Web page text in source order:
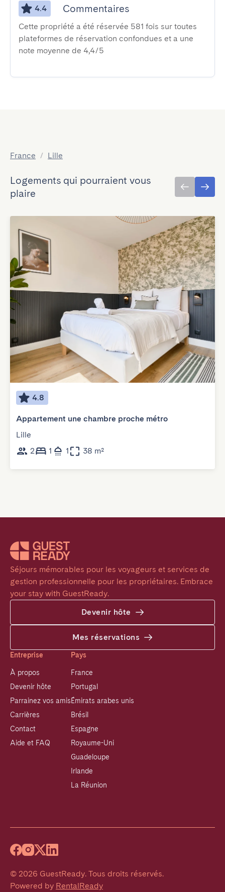
4.4 Commentaires
Cette propriété a été réservée 581 fois sur toutes
plateformes de réservation confondues et a une
note moyenne de 4,4/5
France / Lille
Logements qui pourraient vous
plaire
4.8
Appartement une chambre proche métro
Lille
2
1 1 38 m²
Séjours mémorables pour les voyageurs et services de
gestion professionnelle pour les propriétaires. Embrace
your stay with GuestReady.
Devenir hôte
Mes réservations
Entreprise
À propos
Devenir hôte
Parrainez vos amis
Carrières
Contact
Aide et FAQ
Pays
France
Portugal
Émirats arabes unis
Brésil
Espagne
Royaume-Uni
Guadeloupe
Irlande
La Réunion
© 2026 GuestReady. Tous droits réservés.
Powered by RentalReady